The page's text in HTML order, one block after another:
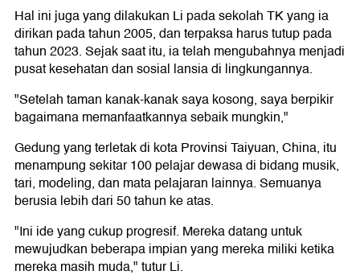
Hal ini juga yang dilakukan Li pada sekolah TK yang ia
dirikan pada tahun 2005, dan terpaksa harus tutup pada
tahun 2023. Sejak saat itu, ia telah mengubahnya menjadi
pusat kesehatan dan sosial lansia di lingkungannya.
"Setelah taman kanak-kanak saya kosong, saya berpikir
bagaimana memanfaatkannya sebaik mungkin,"
Gedung yang terletak di kota Provinsi Taiyuan, China, itu
menampung sekitar 100 pelajar dewasa di bidang musik,
tari, modeling, dan mata pelajaran lainnya. Semuanya
berusia lebih dari 50 tahun ke atas.
"Ini ide yang cukup progresif. Mereka datang untuk
mewujudkan beberapa impian yang mereka miliki ketika
mereka masih muda," tutur Li.